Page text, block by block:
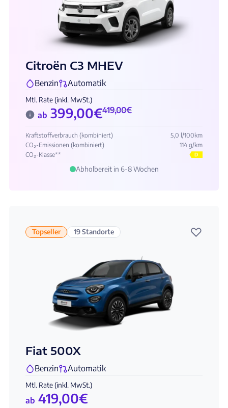
Citroën C3 MHEV
Benzin Automatik
Mtl. Rate (inkl. MwSt.)
ab 419,00€
399,00€
Kraftstoffverbrauch (kombiniert)
5,0 l/100km
CO₂-Emissionen (kombiniert)
114 g/km
CO₂-Klasse**
D
Abholbereit in 6-8 Wochen
Topseller 19 Standorte ♡
Fiat 500X
Benzin Automatik
Mtl. Rate (inkl. MwSt.)
ab 419,00€